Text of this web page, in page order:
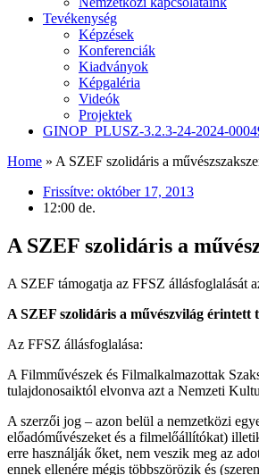
Tevékenység
Képzések
Konferenciák
Kiadványok
Képgaléria
Videók
Projektek
GINOP_PLUSZ-3.2.3-24-2024-
Home » A SZEF szolidáris a
Frissítve: október 17, 2013
12:00 de.
A SZEF szolidáris a
A SZEF támogatja az FFSZ állásfoglalását
A SZEF szolidáris a művészvilág érintett
Az FFSZ állásfoglalása:
A Filmművészek és Filmalkalmazottak
tulajdonosaiktól elvonva azt a Nemzeti
A szerzői jog ‒ azon belül a nemzetközi
előadóművészeket és a filmelőállítókat)
erre használják őket, nem veszik meg az
ennek ellenére mégis többszörözik és